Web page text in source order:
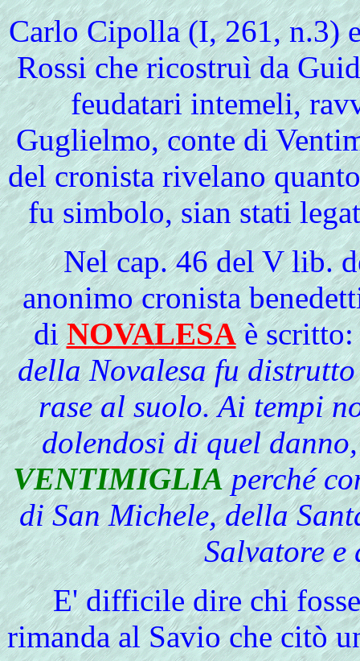
CarloCipolla (I, 261, n.3)
Rossi che ricostruì da
feudatari intemeli,
Guglielmo, conte di
del cronista rivelano
fu simbolo, sian stati
Nel cap. 46 del V lib.
anonimo cronista
diNOVALESAè
della Novalesa fu
rase al suolo. Ai tempi
dolendosi di quel
VENTIMIGLIAperché
di San Michele, della
Salvatore
E'difficile dire chi
rimanda al Savio che citò